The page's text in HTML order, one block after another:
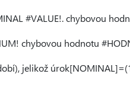
#VALUE!. chybovou
chybovou hodnotu
jelikož